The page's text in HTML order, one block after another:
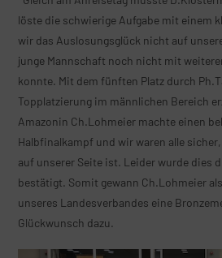
löste die schwierige Aufgabe mit einem
wir das Auslosungsglück nicht auf
junge Mannschaft noch nicht mit
konnte. Mit dem fünften Platz durch
Topplatzierung im männlichen Bereich
Amazonin Ch.Lohmeier machte einen
Halbfinalkampf und wir waren alle
auf unserer Seite ist. Leider wurde dies
bestätigt. Somit gewann Ch.Lohmeier
unseres Landesverbandes eine
Glückwunsch dazu.